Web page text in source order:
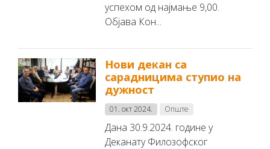
успехом од најмање 9,00.
Објава Кон...
Нови декан са
сарадницима ступио на
дужност
01. окт 2024. Опште
Дана 30.9.2024. године у
Деканату Филозофског